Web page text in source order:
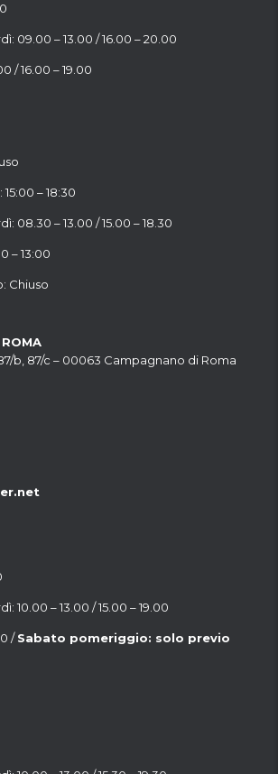
09.00 – 13.00 / 16.00 – 20.00
/ 16.00 – 19.00
– 18:30
08.30 – 13.00 / 15.00 – 18.30
– 13:00
Chiuso
b, 87/c – 00063 Campagnano di Roma
10.00 – 13.00 / 15.00 – 19.00
/Sabato pomeriggio: solo previo